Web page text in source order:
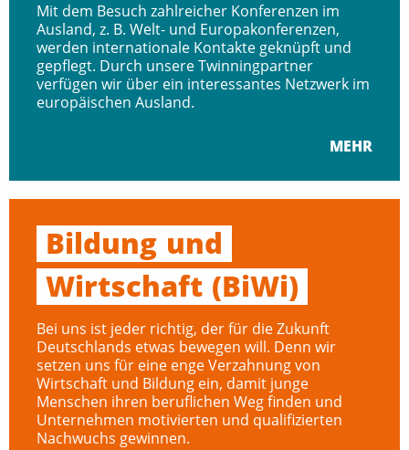
Mit dem Besuch zahlreicher Konferenzen im
Ausland, z. B. Welt- und Europakonferenzen,
werden internationale Kontakte geknüpft und
gepflegt. Durch unsere Twinningpartner
verfügen wir über ein interessantes Netzwerk im
europäischen Ausland.
MEHR
Bildung und
Wirtschaft (BiWi)
Bei uns ist jeder richtig, der für die Zukunft
Deutschlands etwas bewegen will. Denn wir
setzen uns für eine enge Verzahnung von
Wirtschaft und Bildung ein, damit junge
Menschen ihren beruflichen Weg finden und
Unternehmen motivierten und qualifizierten
Nachwuchs gewinnen.